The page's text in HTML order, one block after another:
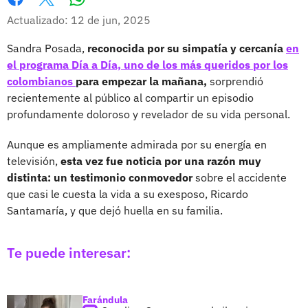
Facebook
X
Actualizado: 12 de jun, 2025
Sandra Posada, reconocida por su simpatía y cercanía en
el programa Día a Día, uno de los más queridos por los
colombianos para empezar la mañana, sorprendió
recientemente al público al compartir un episodio
profundamente doloroso y revelador de su vida personal.
Aunque es ampliamente admirada por su energía en
televisión, esta vez fue noticia por una razón muy
distinta: un testimonio conmovedorsobre el accidente
que casi le cuesta la vida a su exesposo, Ricardo
Santamaría, y que dejó huella en su familia.
Te puede interesar:
Farándula